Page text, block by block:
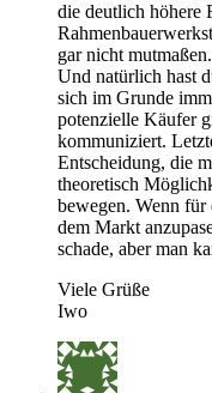
die deutlich höhere
gar nicht mutmaßen.
Und natürlich hast
sich im Grunde
potenzielle Käufer
kommuniziert.
Entscheidung, die
theoretisch
bewegen. Wenn für
dem Markt
schade, aber man
Viele Grüße
Iwo